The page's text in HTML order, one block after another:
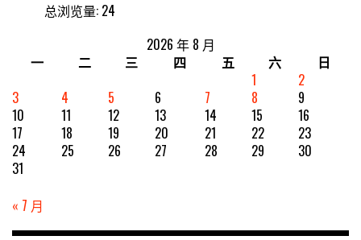
总浏览量: 24
2026 年 8 月
一
二 三 四 五 六
日
1
2
3
4 5 6 7 8
9
10
11 12 13 14 15
16
17
18 19 20 21 22
23
24
25 26 27 28 29
30
31
« 7 月